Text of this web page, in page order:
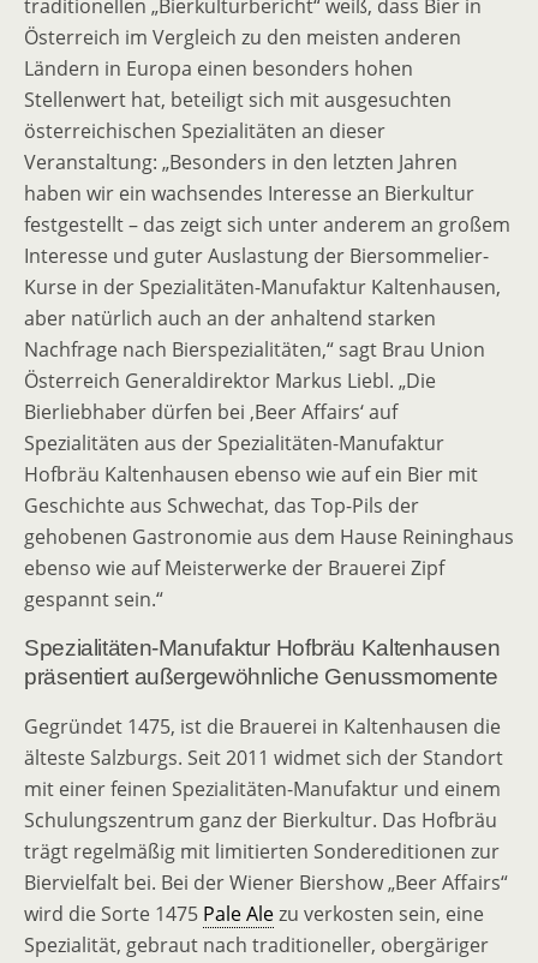
traditionellen „Bierkulturbericht“ weiß, dass Bier in
Österreich im Vergleich zu den meisten anderen
Ländern in Europa einen besonders hohen
Stellenwert hat, beteiligt sich mit ausgesuchten
österreichischen Spezialitäten an dieser
Veranstaltung: „Besonders in den letzten Jahren
haben wir ein wachsendes Interesse an Bierkultur
festgestellt – das zeigt sich unter anderem an großem
Interesse und guter Auslastung der Biersommelier-
Kurse in der Spezialitäten-Manufaktur Kaltenhausen,
aber natürlich auch an der anhaltend starken
Nachfrage nach Bierspezialitäten,“ sagt Brau Union
Österreich Generaldirektor Markus Liebl. „Die
Bierliebhaber dürfen bei ‚Beer Affairs‘ auf
Spezialitäten aus der Spezialitäten-Manufaktur
Hofbräu Kaltenhausen ebenso wie auf ein Bier mit
Geschichte aus Schwechat, das Top-Pils der
gehobenen Gastronomie aus dem Hause Reininghaus
ebenso wie auf Meisterwerke der Brauerei Zipf
gespannt sein.“
Spezialitäten-Manufaktur Hofbräu Kaltenhausen
präsentiert außergewöhnliche Genussmomente
Gegründet 1475, ist die Brauerei in Kaltenhausen die
älteste Salzburgs. Seit 2011 widmet sich der Standort
mit einer feinen Spezialitäten-Manufaktur und einem
Schulungszentrum ganz der Bierkultur. Das Hofbräu
trägt regelmäßig mit limitierten Sondereditionen zur
Biervielfalt bei. Bei der Wiener Biershow „Beer Affairs“
wird die Sorte 1475 Pale Alezu verkosten sein, eine
Spezialität, gebraut nach traditioneller, obergäriger